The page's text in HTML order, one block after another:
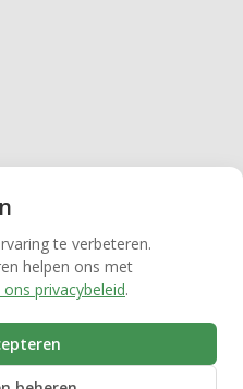
Makelaardij Hoekstra
Hoekstra
te verbeteren.
helpen ons met
ons privacybeleid.